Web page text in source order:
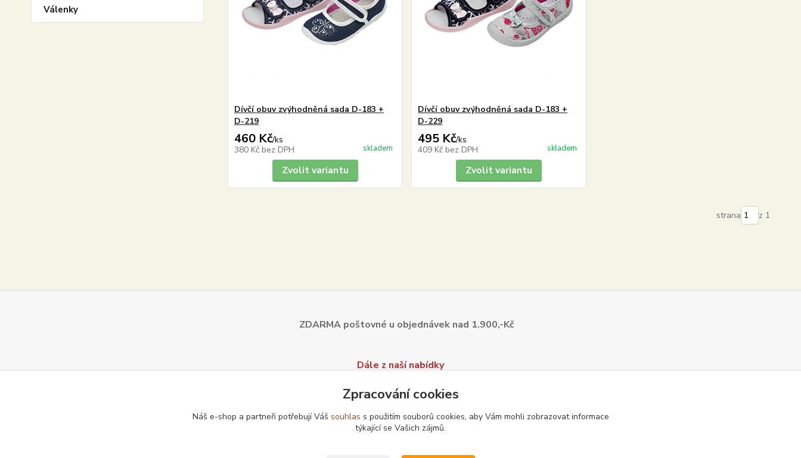
Válenky
Dívčí obuv zvýhodněná sada D-183 +
D-219
460 Kč/ks
380 Kč bez DPH skladem
Zvolit variantu
Dívčí obuv zvýhodněná sada D-183 +
D-229
495 Kč/ks
409 Kč bez DPH skladem
Zvolit variantu
strana z 1
ZDARMA poštovné u objednáveknad 1.900,-Kč
Dále z naší nabídky
Zpracování cookies
Náš e-shop a partneři potřebují Váš souhlas s použitím souborů cookies, aby Vám mohli zobrazovat informace
týkající se Vašich zájmů.